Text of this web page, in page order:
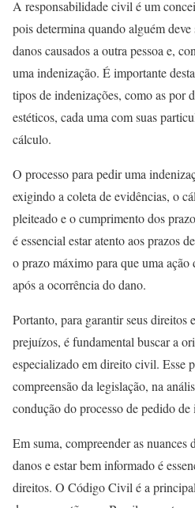
A responsabilidade civil é um
pois determina quando alguém
danos causados a outra pessoa e,
uma indenização. É importante
tipos de indenizações, como as por
estéticos, cada uma com suas
cálculo.
O processo para pedir uma
exigindo a coleta de evidências, o
pleiteado e o cumprimento dos
é essencial estar atento aos prazos
o prazo máximo para que uma ação
após a ocorrência do dano.
Portanto, para garantir seus direitos
prejuízos, é fundamental buscar a
especializado em direito civil. Esse
compreensão da legislação, na
condução do processo de pedido de
Em suma, compreender as nuances
danos e estar bem informado é
direitos. O Código Civil é a